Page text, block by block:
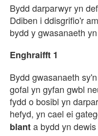
Bydd darparwyr yn
Ddiben i ddisgrifio'r
bydd y gwasanaeth
Enghraifft 1
Bydd gwasanaeth
gofal yn gyfan gwbl
fydd o bosibl yn
hefyd, yn cael ei
blanta bydd yn